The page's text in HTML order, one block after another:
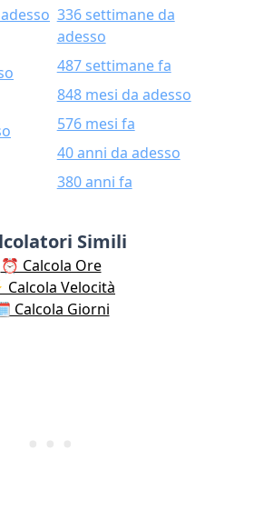
336 settimane da
adesso
487 settimane fa
848 mesi da adesso
576 mesi fa
40 anni da adesso
380 anni fa
Simili
⏰ Calcola Ore
Calcola Velocità
Calcola Giorni